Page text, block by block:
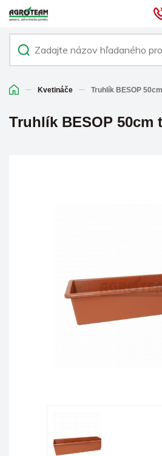
Kvetináče Truhlík BESOP
Truhlík BESOP 50cm